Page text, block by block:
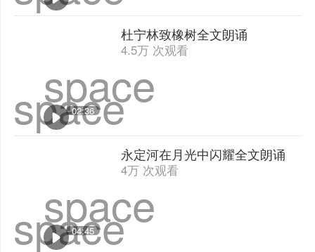
space
space
全文朗诵
5.4万 次观看
space
4.5万 次观看